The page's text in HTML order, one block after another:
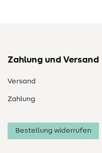
Zahlung und Versand
Versand
Zahlung
Bestellung widerrufen